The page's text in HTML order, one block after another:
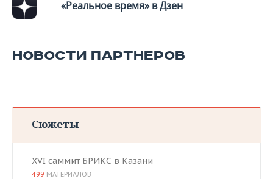
«Реальное время» в Дзен
НОВОСТИ ПАРТНЕРОВ
Сюжеты
XVI саммит БРИКС в Казани
499 МАТЕРИАЛОВ